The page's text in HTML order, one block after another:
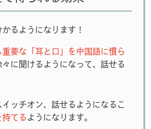
るようになります！
重要な「耳と口」を中国語に慣ら
々に聞けるようになって、話せる
ッチオン、話せるようになるこ
持てる ようになります。